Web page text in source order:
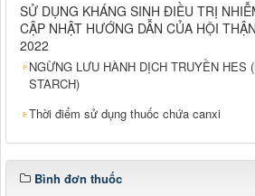
SỬ DỤNG KHÁNG SINH ĐIỀU TRỊ
CẬP NHẬT HƯỚNG DẪN CỦA HỘI
2022
NGỪNG LƯU HÀNH DỊCH TRUYỀN HES
STARCH)
Thời điểm sử dụng thuốc chứa canxi
Bình đơn thuốc